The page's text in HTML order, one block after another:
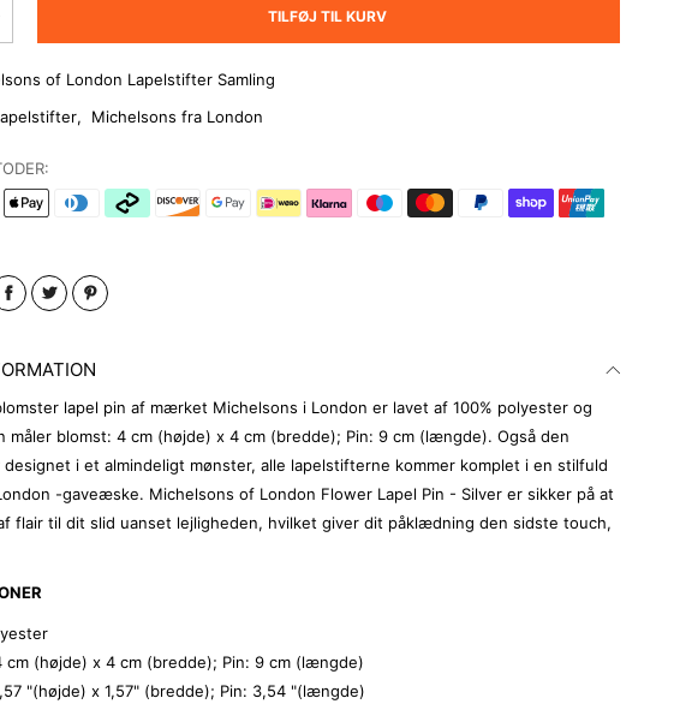
TILFØJ TIL KURV
of London Lapelstifter Samling
, Michelsons fra London
lapel pin af mærket Michelsons i London er lavet af 100% polyester og
måler blomst: 4 cm (højde) x 4 cm (bredde); Pin: 9 cm (længde). Også den
i et almindeligt mønster, alle lapelstifterne kommer komplet i en stilfuld
-gaveæske. Michelsons of London Flower Lapel Pin - Silver er sikker på at
flair til dit slid uanset lejligheden, hvilket giver dit påklædning den sidste touch,
cm (højde) x 4 cm (bredde); Pin: 9 cm (længde)
"(højde) x 1,57" (bredde); Pin: 3,54 "(længde)